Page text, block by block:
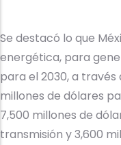
Se destacó lo que
energética, para
para el 2030, a través
millones de dólares
7,500 millones de
transmisión y 3,600